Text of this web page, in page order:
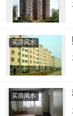
买房风水
买房风水